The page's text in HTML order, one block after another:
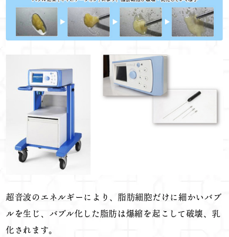
超音波のエネルギーにより、脂肪細胞だけに細かいバブ
ルを生じ、バブル化した脂肪は爆縮を起こして破壊、乳
化されます。